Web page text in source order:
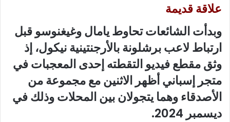
علاقة قديمة
وبدأت الشائعات تحاوط يامال وغيغنوسو قبل
ارتباط لاعب برشلونة بالأرجنتينية نيكول، إذ
وثق مقطع فيديو التقطته إحدى المعجبات في
متجر إسباني أظهر الاثنين مع مجموعة من
الأصدقاء وهما يتجولان بين المحلات وذلك في
ديسمبر 2024.